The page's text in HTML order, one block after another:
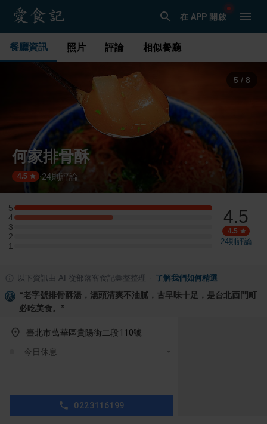
在 APP 開啟
餐廳資訊 照片 評論 相似餐廳
5 / 8
何家排骨酥
4.5 ·24則評論
5
5 星：2 則評論
4
4 星：1 則評論
3
3 星：0 則評論
2
2 星：0 則評論
1
1 星：0 則評論
4.5
4.5
24則評論
以下資訊由 AI 從部落客食記彙整整理 了解我們如何精選
“老字號排骨酥湯，湯頭清爽不油膩，古早味十足，是台北西門町
必吃美食。 ”
臺北市萬華區貴陽街二段110號
今日休息
0223116199